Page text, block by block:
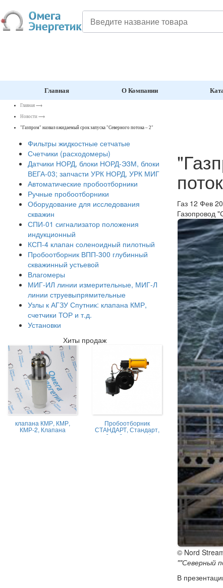
Главная О Компании
Главная ⟶
Новости ⟶
"Газпром" назвал ожидаемый срок запуска "Северного потока – 2"
Газ 12 Фев
Газопровод
© Nord
""Северный
В
Фильтры жидкостные сетчатые
Счетчики (расходомеры)
Датчики НОРД, блоки НОРД-Э3М, блоки
ВЕГА-03; запчасти УРК НОРД, УРК МИГ
Автоматические пробоотборники
Ручные пробоотборники
Оборудование для исследования
скважин
СПИ-01 сигнализатор положения
индукционный
КСП-4 клапан соленоидный пилотный
Пробоотборник ВПП-300 глубинный
скважинный устьевой
Влагомеры
МИГ-ИЛ линии измерительные, МИГ-Л
линии струевыпрямительные
Узлы к АГЗУ Спутник: клапана КМР,
счетчики ТОР и т.д.
Установки
Хиты продаж
клапана КМР, КМР,
КМР-2, Клапана
магниторегулируемые
Пробоотборник
СТАНДАРТ, Стандарт,
пробоотборник нефти,